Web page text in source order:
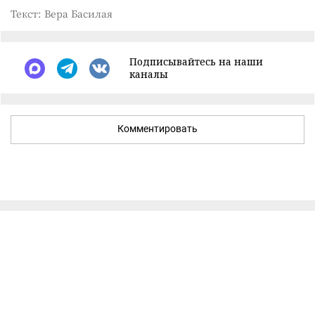
Текст: Вера Басилая
Подписывайтесь на наши
каналы
Комментировать